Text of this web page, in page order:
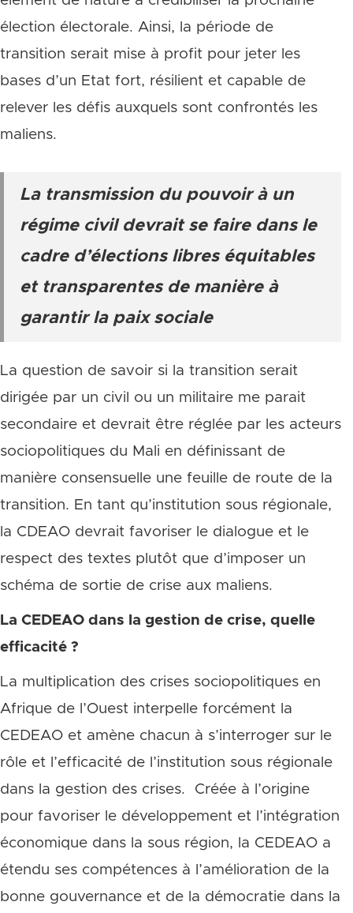
élection électorale. Ainsi, la période de
transition serait mise à profit pour jeter les
bases d’un Etat fort, résilient et capable de
relever les défis auxquels sont confrontés les
maliens.
La transmission du pouvoir à un
régime civil devrait se faire dans le
cadre d’élections libres équitables
et transparentes de manière à
garantir la paix sociale
La question de savoir si la transition serait
dirigée par un civil ou un militaire me parait
secondaire et devrait être réglée par les acteurs
sociopolitiques du Mali en définissant de
manière consensuelle une feuille de route de la
transition. En tant qu’institution sous régionale,
la CDEAO devrait favoriser le dialogue et le
respect des textes plutôt que d’imposer un
schéma de sortie de crise aux maliens.
La CEDEAO dans la gestion de crise, quelle
efficacité ?
La multiplication des crises sociopolitiques en
Afrique de l’Ouest interpelle forcément la
CEDEAO et amène chacun à s’interroger sur le
rôle et l’efficacité de l’institution sous régionale
dans la gestion des crises. Créée à l’origine
pour favoriser le développement et l’intégration
économique dans la sous région, la CEDEAO a
étendu ses compétences à l’amélioration de la
bonne gouvernance et de la démocratie dans la